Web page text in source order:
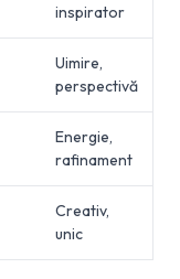
inspirator
Uimire,
perspectivă
Energie,
rafinament
Creativ,
unic